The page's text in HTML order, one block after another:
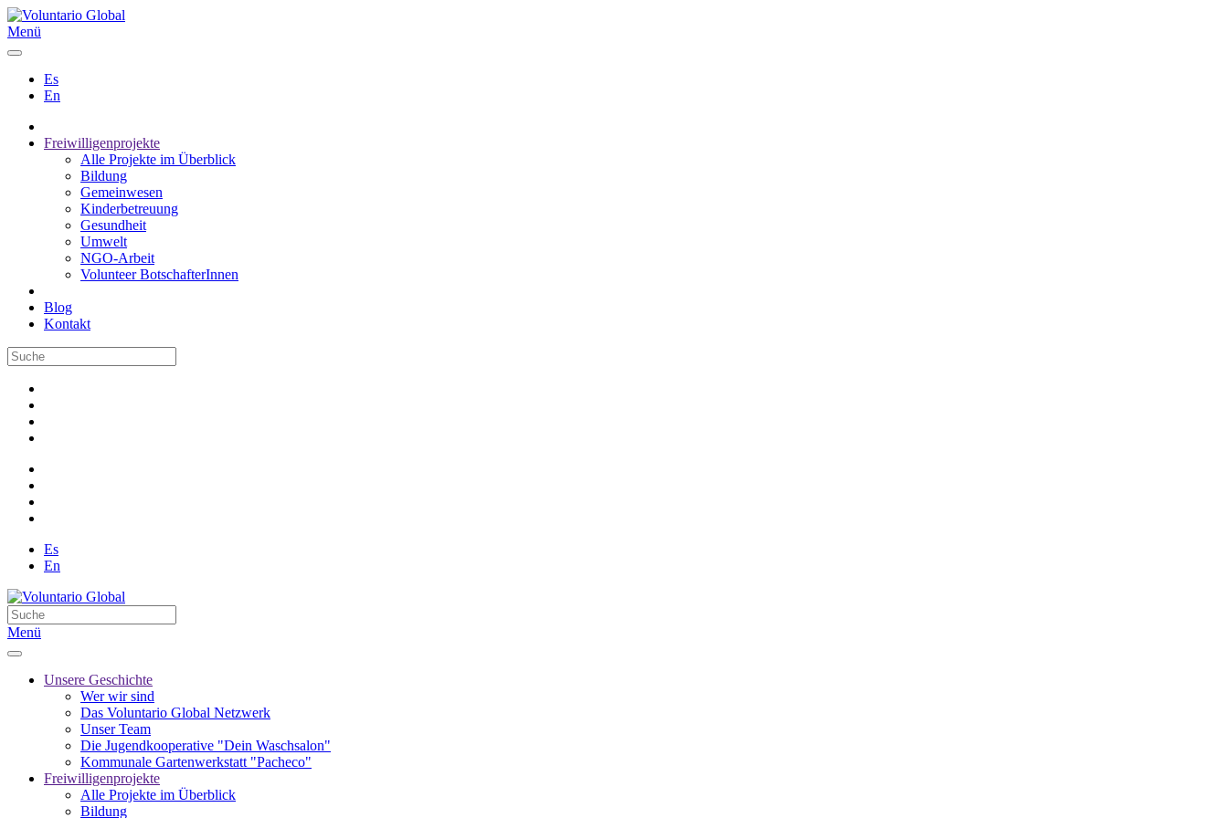
Menü
Es
En
Freiwilligenprojekte
Alle Projekte im Überblick
Bildung
Gemeinwesen
Kinderbetreuung
Gesundheit
Umwelt
NGO-Arbeit
Volunteer BotschafterInnen
Blog
Kontakt
Es
En
Menü
Unsere Geschichte
Wer wir sind
Das Voluntario Global Netzwerk
Unser Team
Die Jugendkooperative "Dein Waschsalon"
Kommunale Gartenwerkstatt "Pacheco"
Freiwilligenprojekte
Alle Projekte im Überblick
Bildung